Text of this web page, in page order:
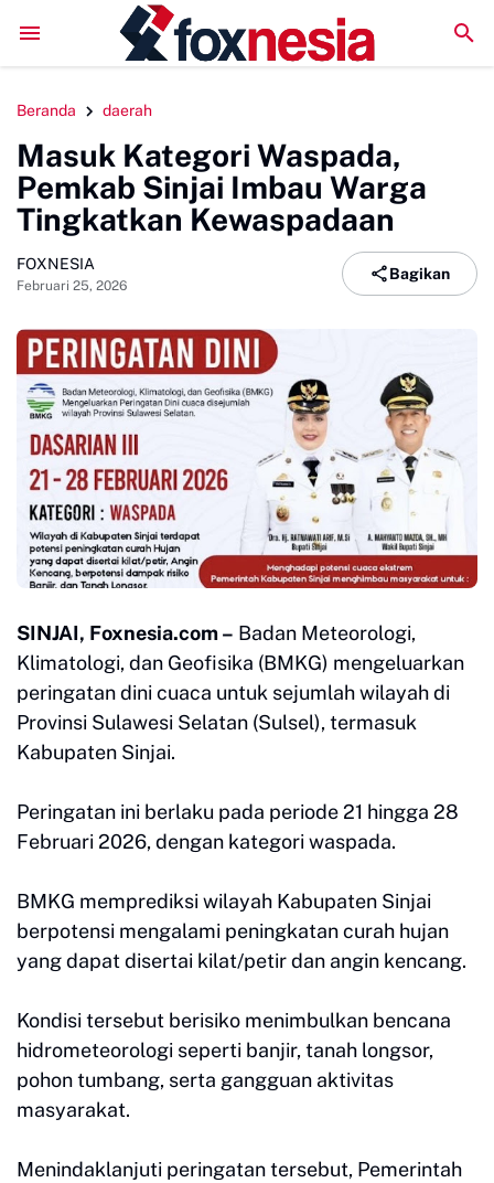
Subuh dan Wakaf Al-Qur'an di Masjid Tua Dibuka Wabup
Beranda daerah
Masuk Kategori Waspada,
Pemkab Sinjai Imbau Warga
Tingkatkan Kewaspadaan
FOXNESIA
Februari 25, 2026
Bagikan
SINJAI, Foxnesia.com – Badan Meteorologi,
Klimatologi, dan Geofisika (BMKG) mengeluarkan
peringatan dini cuaca untuk sejumlah wilayah di
Provinsi Sulawesi Selatan (Sulsel), termasuk
Kabupaten Sinjai.
Peringatan ini berlaku pada periode 21 hingga 28
Februari 2026, dengan kategori waspada.
BMKG memprediksi wilayah Kabupaten Sinjai
berpotensi mengalami peningkatan curah hujan
yang dapat disertai kilat/petir dan angin kencang.
Kondisi tersebut berisiko menimbulkan bencana
hidrometeorologi seperti banjir, tanah longsor,
pohon tumbang, serta gangguan aktivitas
masyarakat.
Menindaklanjuti peringatan tersebut, Pemerintah